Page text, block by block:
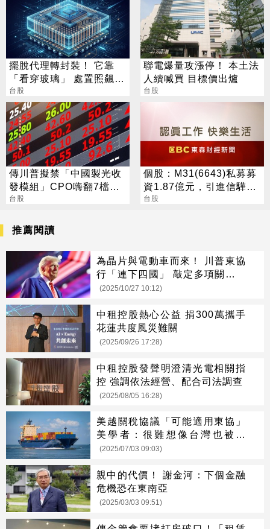
擺脫代理轉封裝！ 它靠
「看穿玻璃」 處置照飆2
漲停
台股
聯電爆量攻漲停！ 本土法
人續喊買 目標價出爐
台股
傳川普擬禁「中國製光收
發模組」CPO嗨翻7檔攻
漲停
台股
個股：M31(6643)私募募
資1.87億元，引進信驊為
策略性投資人
台股
推薦閱讀
為晶片與電動車而來！ 川普東協
行「連下四國」 敲定多項關鍵合
作
(2025/10/27 10:12)
中租控股熱心公益 捐300萬攜手
花蓮共度風災難關
(2025/09/26 17:28)
中租控股發聲明澄清光電相關指
控 強調依法經營、配合司法調查
(2025/08/05 16:28)
美越關稅協議「可能適用東協」
美學者：很難想像台灣也被課
20%
(2025/07/03 09:03)
親中的代價！ 謝金河：下個金融
危機恐在東南亞
(2025/03/03 09:51)